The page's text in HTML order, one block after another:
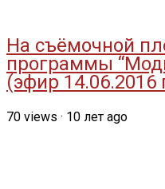
На съёмочной
программы
(эфир 14.06.2016
70 views · 10 лет ago